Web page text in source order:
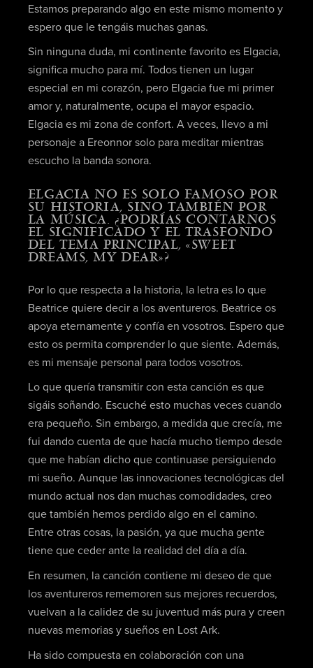
Estamos preparando algo en este mismo momento y
espero que le tengáis muchas ganas.
Sin ninguna duda, mi continente favorito es Elgacia,
significa mucho para mí. Todos tienen un lugar
especial en mi corazón, pero Elgacia fue mi primer
amor y, naturalmente, ocupa el mayor espacio.
Elgacia es mi zona de confort. A veces, llevo a mi
personaje a Ereonnor solo para meditar mientras
escucho la banda sonora.
ELGACIA NO ES SOLO FAMOSO POR
SU HISTORIA, SINO TAMBIÉN POR
LA MÚSICA. ¿PODRÍAS CONTARNOS
EL SIGNIFICADO Y EL TRASFONDO
DEL TEMA PRINCIPAL, «SWEET
DREAMS, MY DEAR»?
Por lo que respecta a la historia, la letra es lo que
Beatrice quiere decir a los aventureros. Beatrice os
apoya eternamente y confía en vosotros. Espero que
esto os permita comprender lo que siente. Además,
es mi mensaje personal para todos vosotros.
Lo que quería transmitir con esta canción es que
sigáis soñando. Escuché esto muchas veces cuando
era pequeño. Sin embargo, a medida que crecía, me
fui dando cuenta de que hacía mucho tiempo desde
que me habían dicho que continuase persiguiendo
mi sueño. Aunque las innovaciones tecnológicas del
mundo actual nos dan muchas comodidades, creo
que también hemos perdido algo en el camino.
Entre otras cosas, la pasión, ya que mucha gente
tiene que ceder ante la realidad del día a día.
En resumen, la canción contiene mi deseo de que
los aventureros rememoren sus mejores recuerdos,
vuelvan a la calidez de su juventud más pura y creen
nuevas memorias y sueños en Lost Ark.
Ha sido compuesta en colaboración con una